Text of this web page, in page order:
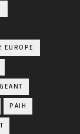
EUROPE
PAIH